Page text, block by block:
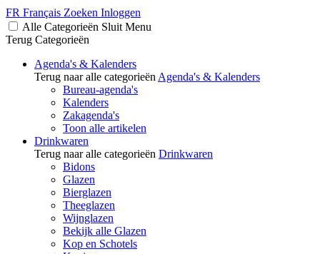
FR Français Zoeken Inloggen
Alle Categorieën Sluit Menu
Terug Categorieën
Agenda's & Kalenders
Terug naar alle categorieën Agenda's & Kalenders
Bureau-agenda's
Kalenders
Zakagenda's
Toon alle artikelen
Drinkwaren
Terug naar alle categorieën Drinkwaren
Bidons
Glazen
Bierglazen
Theeglazen
Wijnglazen
Bekijk alle Glazen
Kop en Schotels